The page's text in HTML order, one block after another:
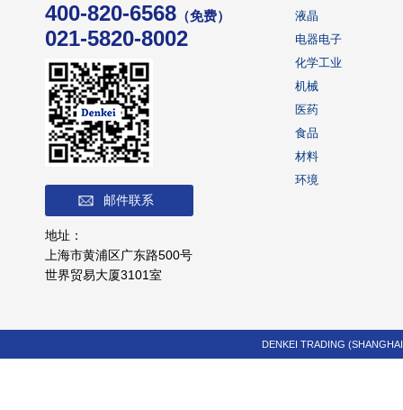
400-820-6568 （免费）
021-5820-8002
邮件联系
地址：
上海市黄浦区广东路500号
世界贸易大厦3101室
液晶
电器电子
化学工业
机械
医药
食品
材料
环境
DENKEI TRADING